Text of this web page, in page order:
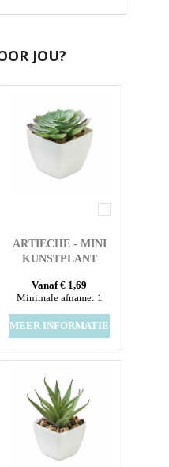
JOU?
ARTIECHE - MINI
KUNSTPLANT
Vanaf € 1,69
Minimale afname: 1
MEER INFORMATIE